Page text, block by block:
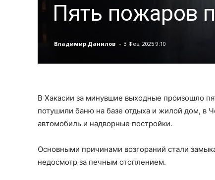
Пять пожаров
Владимир Данилов - 3 Фев, 2025 9:10
В Хакасии за минувшие выходные произошло
потушили баню на базе отдыха и жилой дом, в
автомобиль и надворные постройки.
Основными причинами возгораний стали
недосмотр за печным отоплением.